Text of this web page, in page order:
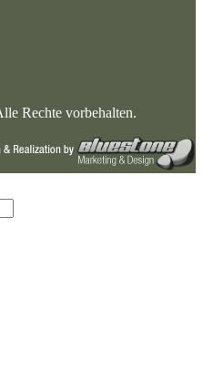
Rechte vorbehalten.